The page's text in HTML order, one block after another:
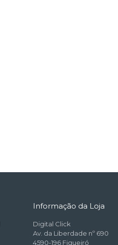
Informação da Loja
Digital Click
Av. da Liberdade nº 690
4590-196 Figueiró